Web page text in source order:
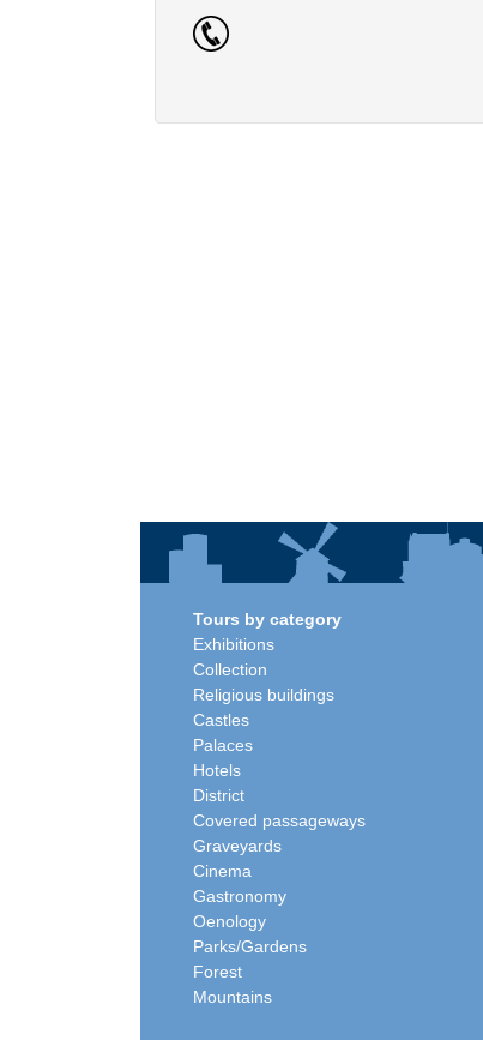
Tours by category
Exhibitions
Collection
Religious buildings
Castles
Palaces
Hotels
District
Covered passageways
Graveyards
Cinema
Gastronomy
Oenology
Parks/Gardens
Forest
Mountains